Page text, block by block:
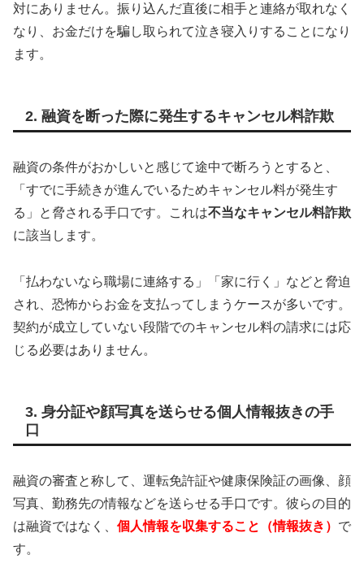
対にありません。振り込んだ直後に相手と連絡が取れなく
なり、お金だけを騙し取られて泣き寝入りすることになり
ます。
2. 融資を断った際に発生するキャンセル料詐欺
融資の条件がおかしいと感じて途中で断ろうとすると、
「すでに手続きが進んでいるためキャンセル料が発生す
る」と脅される手口です。これは不当なキャンセル料詐欺
に該当します。
「払わないなら職場に連絡する」「家に行く」などと脅迫
され、恐怖からお金を支払ってしまうケースが多いです。
契約が成立していない段階でのキャンセル料の請求には応
じる必要はありません。
3. 身分証や顔写真を送らせる個人情報抜きの手
口
融資の審査と称して、運転免許証や健康保険証の画像、顔
写真、勤務先の情報などを送らせる手口です。彼らの目的
は融資ではなく、 個人情報を収集すること（情報抜き） で
す。